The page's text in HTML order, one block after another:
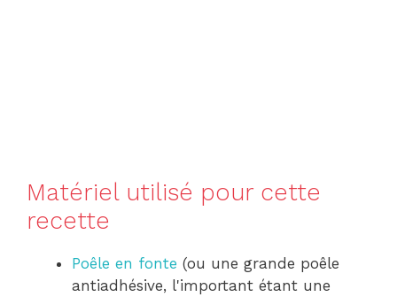
Matériel utilisé pour cette
recette
Poêle en fonte (ou une grande poêle
antiadhésive, l'important étant une